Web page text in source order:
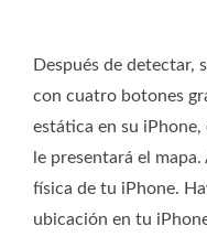
Después de detectar,
con cuatro botones
estática en su iPhone,
le presentará el
física de tu iPhone.
ubicación en tu